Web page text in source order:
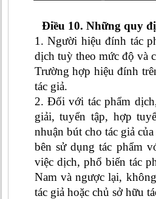
Điều 10. Những quy
1. Người hiệu đính tác
dịch tuỳ theo mức độ và
Trường hợp hiệu đính
tác giả.
2. Đối với tác phẩm
giải, tuyển tập, hợp
nhuận bút cho tác giả
bên sử dụng tác phẩm
việc dịch, phổ biến tác
Nam và ngược lại,
tác giả hoặc chủ sở hữu